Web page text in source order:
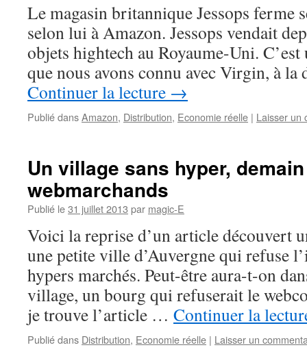
Le magasin britannique Jessops ferme
selon lui à Amazon. Jessops vendait
objets hightech au Royaume-Uni.
que nous avons connu avec Virgin, à
Continuer la lecture →
Publié dansAmazon, Distribution, Economie réelle | Laisser un
Un village sans hyper,
webmarchands
Publié le31 juillet 2013 par magic-E
Voici la reprise d’un article découvert
une petite ville d’Auvergne qui refuse
hypers marchés. Peut-être aura-t-on
village, un bourg qui refuserait le
je trouve l’article … Continuer la
Publié dans Distribution, Economie réelle | Laisser un